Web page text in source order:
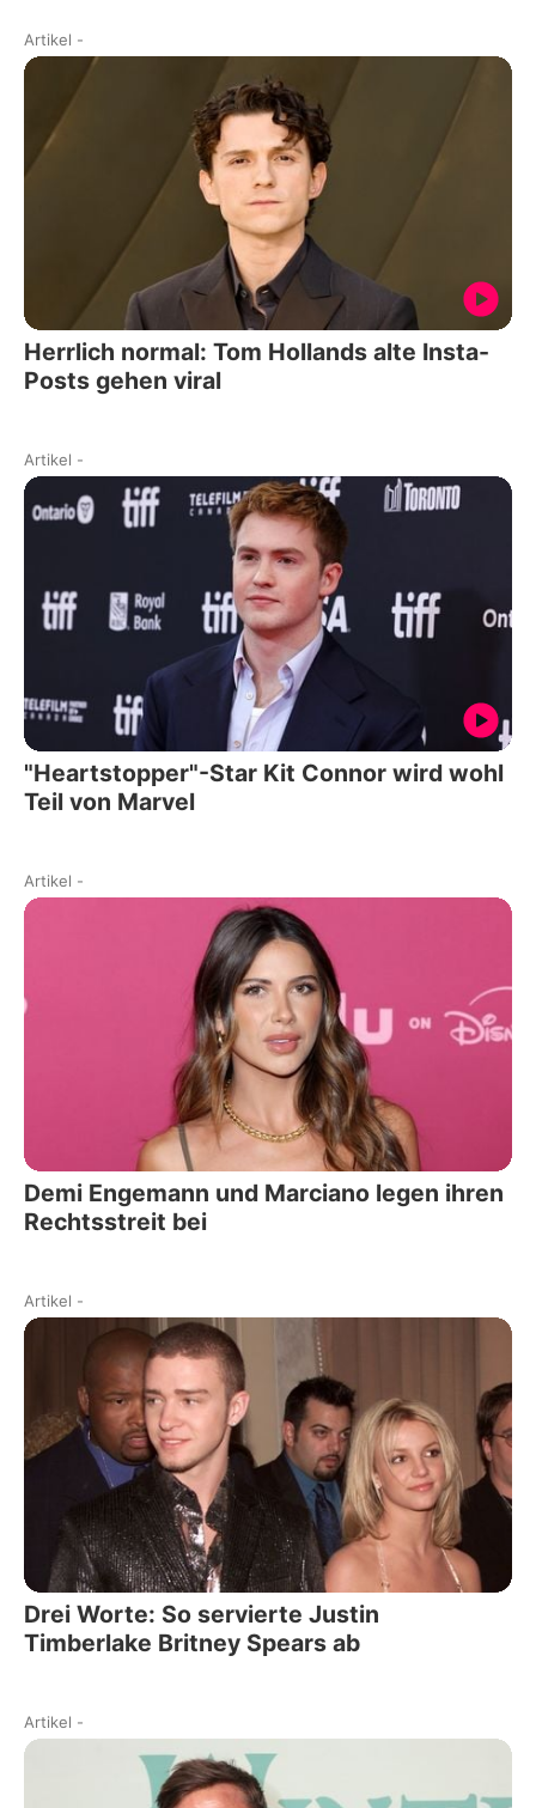
Artikel -
Herrlich normal: Tom Hollands alte Insta-
Posts gehen viral
Artikel -
"Heartstopper"-Star Kit Connor wird wohl
Teil von Marvel
Artikel -
Demi Engemann und Marciano legen ihren
Rechtsstreit bei
Artikel -
Drei Worte: So servierte Justin
Timberlake Britney Spears ab
Artikel -